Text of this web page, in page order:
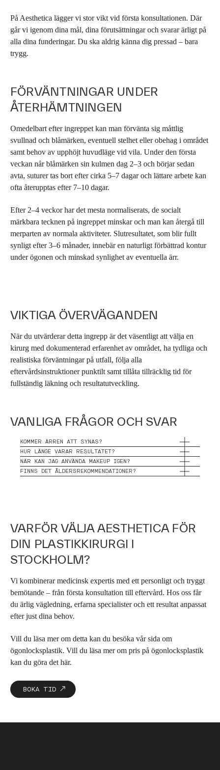
På Aesthetica lägger vi stor vikt vid första konsultationen. Där
går vi igenom dina mål, dina förutsättningar och svarar ärligt på
alla dina funderingar. Du ska aldrig känna dig pressad – bara
trygg.
FÖRVÄNTNINGAR UNDER
ÅTERHÄMTNINGEN
Omedelbart efter ingreppet kan man förvänta sig måttlig
svullnad och blåmärken, eventuell stelhet eller obehag i området
samt behov av upphöjt huvudläge vid vila. Under den första
veckan når blåmärken sin kulmen dag 2–3 och börjar sedan
avta, suturer tas bort efter cirka 5–7 dagar och lättare arbete kan
ofta återupptas efter 7–10 dagar.
Efter 2–4 veckor har det mesta normaliserats, de socialt
märkbara tecknen på ingreppet minskar och man kan återgå till
merparten av normala aktiviteter. Slutresultatet, som blir fullt
synligt efter 3–6 månader, innebär en naturligt förbättrad kontur
under ögonen och minskad synlighet av eventuella ärr.
VIKTIGA ÖVERVÄGANDEN
När du utvärderar detta ingrepp är det väsentligt att välja en
kirurg med dokumenterad erfarenhet av området, ha tydliga och
realistiska förväntningar på utfall, följa alla
eftervårdsinstruktioner punktilt samt tillåta tillräcklig tid för
fullständig läkning och resultatutveckling.
VANLIGA FRÅGOR OCH SVAR
KOMMER ÄRREN ATT SYNAS?
HUR LÄNGE VARAR RESULTATET?
NÄR KAN JAG ANVÄNDA MAKEUP IGEN?
FINNS DET ÅLDERSREKOMMENDATIONER?
VARFÖR VÄLJA AESTHETICA FÖR
DIN PLASTIKKIRURGI I
STOCKHOLM?
Vi kombinerar medicinsk expertis med ett personligt och tryggt
bemötande – från första konsultation till eftervård. Hos oss får
du ärlig vägledning, erfarna specialister och ett resultat anpassat
efter just dina behov.
Vill du läsa mer om detta kan du besöka vår sida om
ögonlocksplastik. Vill du läsa mer om pris på ögonlocksplastik
kan du göra det här.
BOKA TID